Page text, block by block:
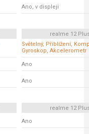
Ano, v displeji
realme 12
Světelný, Přiblížení,
Gyroskop, Akcelerometr
Ano
Ano
realme 12
Ano